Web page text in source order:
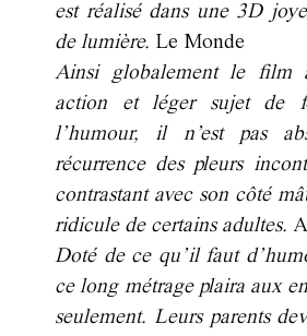
est réalisé dans une 3D
de lumière. Le Monde
Ainsi globalement le film
action et léger sujet de
l’humour, il n’est pas
récurrence des pleurs
contrastant avec son côté
ridicule de certains adultes.
Doté de ce qu’il faut
ce long métrage plaira aux
seulement. Leurs parents